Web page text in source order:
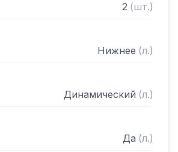
2 (шт.)
Нижнее (л.)
Динамический (л.)
Да (л.)